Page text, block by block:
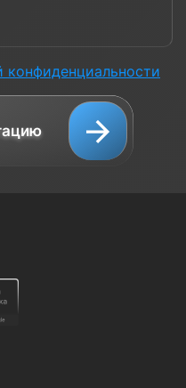
конфиденциальности